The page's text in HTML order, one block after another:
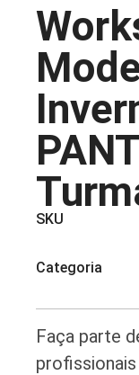
SKU
Categoria
Faça parte